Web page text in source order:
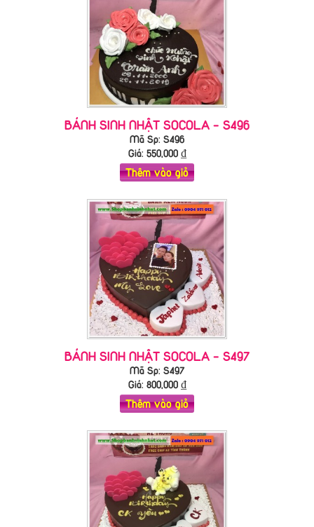
BÁNH SINH NHẬT SOCOLA - S496
Mã Sp: S496
Giá: 550,000₫
Thêm vào giỏ
BÁNH SINH NHẬT SOCOLA - S497
Mã Sp: S497
Giá: 800,000₫
Thêm vào giỏ